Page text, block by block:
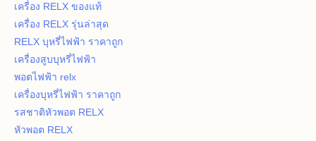
เครื่อง RELX ของแท้
เครื่อง RELX รุ่นล่าสุด
RELX บุหรี่ไฟฟ้า ราคาถูก
เครื่องสูบบุหรี่ไฟฟ้า
พอตไฟฟ้า relx
เครื่องบุหรี่ไฟฟ้า ราคาถูก
รสชาติหัวพอต RELX
หัวพอต RELX